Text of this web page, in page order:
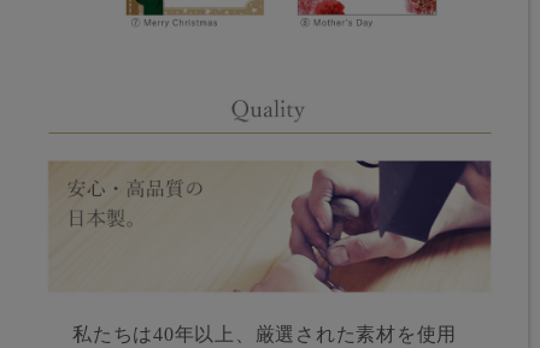
私たちは40年以上、厳選された素材を使用